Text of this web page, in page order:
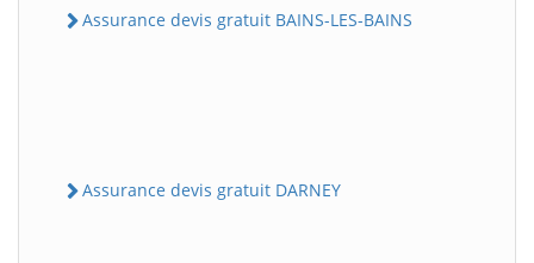
Assurance devis gratuit BAINS-LES-BAINS
Assurance devis gratuit DARNEY